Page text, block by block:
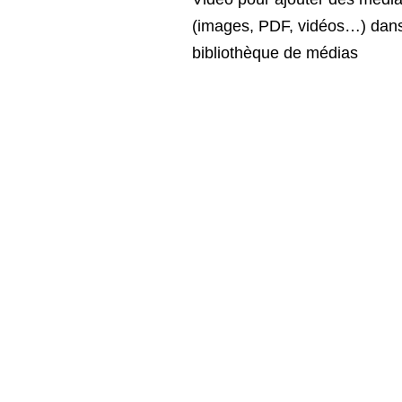
(images, PDF, vidéos…)
bibliothèque de médias